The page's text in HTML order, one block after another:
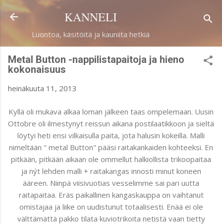
Siirry pääsisältöön
KANNELI
Luontoa, käsitöitä ja kauniita hetkiä
Metal Button -nappilistapaitoja ja hieno
kokonaisuus
heinäkuuta 11, 2013
Kyllä oli mukava alkaa loman jälkeen taas ompelemaan. Uusin
Ottobre oli ilmestynyt reissun aikana postilaatikkoon ja sieltä
löytyi heti ensi vilkaisulla paita, jota halusin kokeilla. Malli
nimeltään " metal Button" pääsi raitakankaiden kohteeksi. En
pitkään, pitkään aikaan ole ommellut halkiollista trikoopaitaa
ja nýt lehden malli + raitakangas innosti minut koneen
ääreen. Niinpä viisivuotias vesselimme sai pari uutta
raitapaitaa. Eräs paikallinen kangaskauppa on vaihtanut
omistajaa ja liike on uudistunut totaalisesti. Enää ei ole
välttämättä pakko tilata kuviotrikoita netistä vaan tietty